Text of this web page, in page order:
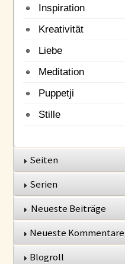
Inspiration
Kreativität
Liebe
Meditation
Puppetji
Stille
Seiten
Serien
Neueste Beiträge
Neueste Kommentare
Blogroll